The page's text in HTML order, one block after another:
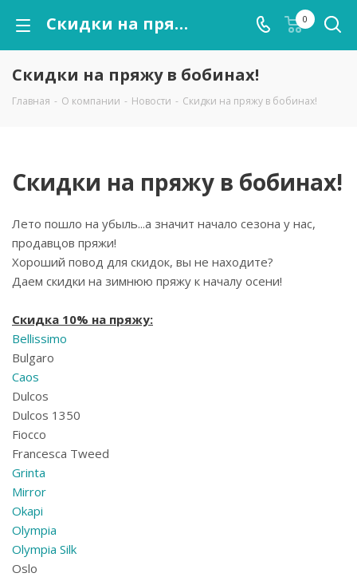
Скидки на пряжу в бобинах! 0
Скидки на пряжу в бобинах!
Главная - О компании - Новости - Скидки на пряжу в бобинах!
Скидки на пряжу в бобинах!
Лето пошло на убыль...а значит начало сезона у нас,
продавцов пряжи!
Хороший повод для скидок, вы не находите?
Даем скидки на зимнюю пряжу к началу осени!
Скидка 10% на пряжу:
Bellissimo
Bulgaro
Caos
Dulcos
Dulcos 1350
Fiocco
Francesca Tweed
Grinta
Mirror
Okapi
Olympia
Olympia Silk
Oslo